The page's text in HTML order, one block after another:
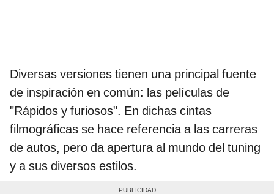
Diversas versiones tienen una principal fuente
de inspiración en común: las películas de
"Rápidos y furiosos". En dichas cintas
filmográficas se hace referencia a las carreras
de autos, pero da apertura al mundo del tuning
y a sus diversos estilos.